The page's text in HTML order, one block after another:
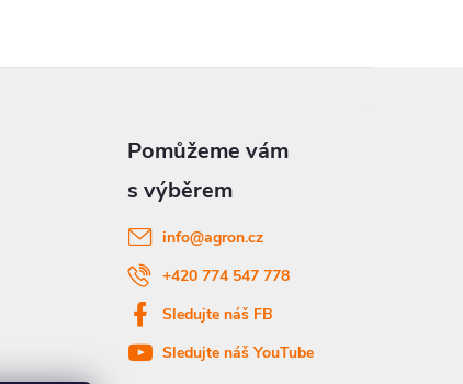
info@agron.cz
+420 774 547 778
Sledujte náš FB
Sledujte náš YouTube